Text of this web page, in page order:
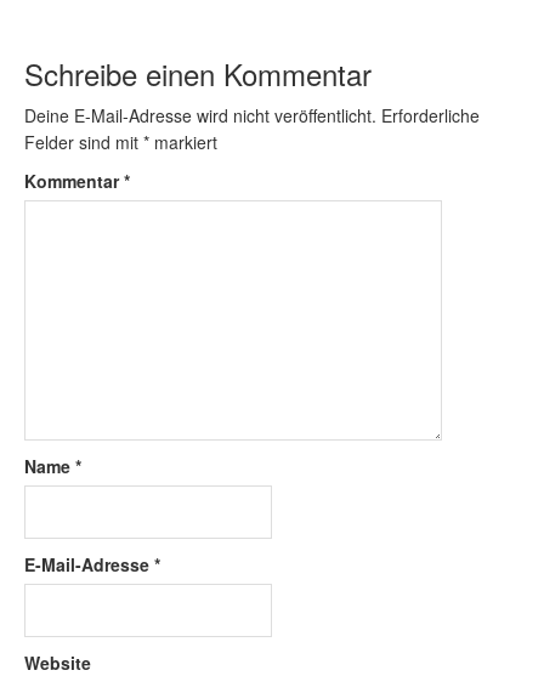
Schreibe einen Kommentar
Deine E-Mail-Adresse wird nicht veröffentlicht. Erforderliche
Felder sind mit * markiert
Kommentar*
Name *
E-Mail-Adresse *
Website